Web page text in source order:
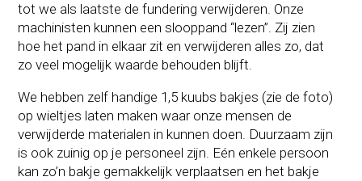
tot we als laatste de fundering verwijderen. Onze
machinisten kunnen een slooppand “lezen”. Zij zien
hoe het pand in elkaar zit en verwijderen alles zo, dat
zo veel mogelijk waarde behouden blijft.
We hebben zelf handige 1,5 kuubs bakjes (zie de foto)
op wieltjes laten maken waar onze mensen de
verwijderde materialen in kunnen doen. Duurzaam zijn
is ook zuinig op je personeel zijn. Eén enkele persoon
kan zo’n bakje gemakkelijk verplaatsen en het bakje